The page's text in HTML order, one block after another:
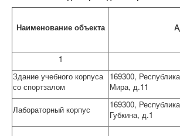
Наименование объекта
1
Здание учебного корпуса
со спортзалом
169300,
Мира, д.11
Лабораторный корпус
169300,
Губкина, д.1